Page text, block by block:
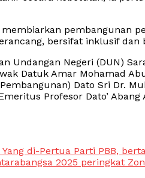
pembangunan
bersifat inklusif dan
Undangan Negeri (DUN)
Datuk Amar Mohamad
Dato Sri Dr.
Profesor Dato’
di-Pertua Parti PBB,
2025 peringkat